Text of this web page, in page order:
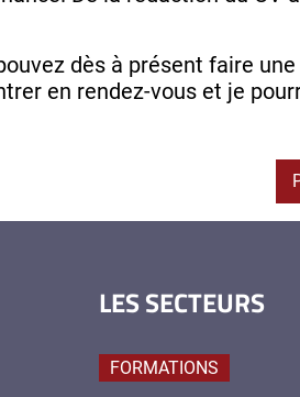
dès à présent faire
en rendez-vous et je
LES SECTEURS
FORMATIONS